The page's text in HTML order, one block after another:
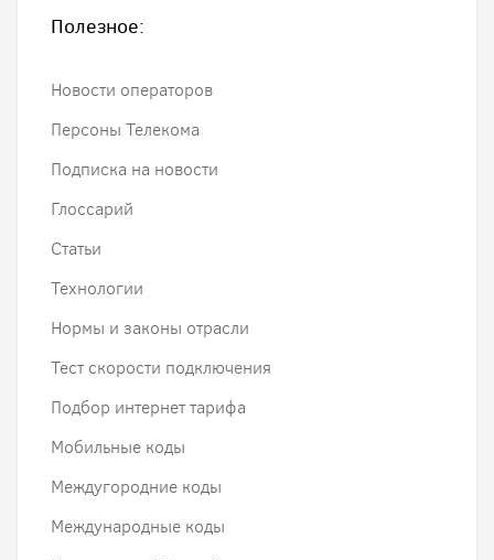
Полезное:
Новости операторов
Персоны Телекома
Подписка на новости
Глоссарий
Статьи
Технологии
Нормы и законы отрасли
Тест скорости подключения
Подбор интернет тарифа
Мобильные коды
Междугородние коды
Международные коды